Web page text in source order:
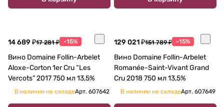
14 689 ₽17 281 ₽ -15%
Вино Domaine Follin-Arbelet
Aloxe-Corton 1er Cru “Les
Vercots” 2017 750 мл 13,5%
В наличии на складеАрт. 607642
129 021 ₽151 789 ₽ -15%
Вино Domaine Follin-Arbelet
Romanée-Saint-Vivant Grand
Cru 2018 750 мл 13,5%
В наличии на складеАрт. 607649